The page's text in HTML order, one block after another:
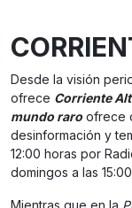
Desde la visión
ofrece Corriente
mundo raro ofrece
desinformación y
12:00 horas por
domingos a las